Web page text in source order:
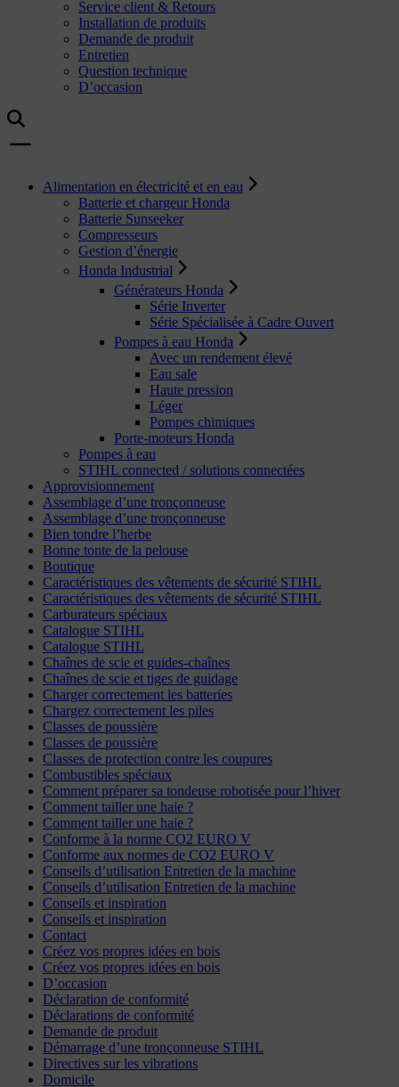
Service client & Retours
Installation de produits
Demande de produit
Entretien
Question technique
D’occasion
Alimentation en électricité et en eau
Batterie et chargeur Honda
Batterie Sunseeker
Compresseurs
Gestion d’énergie
Honda Industrial
Générateurs Honda
Série Inverter
Série Spécialisée à Cadre Ouvert
Pompes à eau Honda
Avec un rendement élevé
Eau sale
Haute pression
Léger
Pompes chimiques
Porte-moteurs Honda
Pompes à eau
STIHL connected / solutions connectées
Approvisionnement
Assemblage d’une tronçonneuse
Assemblage d’une tronçonneuse
Bien tondre l’herbe
Bonne tonte de la pelouse
Boutique
Caractéristiques des vêtements de sécurité STIHL
Caractéristiques des vêtements de sécurité STIHL
Carburateurs spéciaux
Catalogue STIHL
Catalogue STIHL
Chaînes de scie et guides-chaînes
Chaînes de scie et tiges de guidage
Charger correctement les batteries
Chargez correctement les piles
Classes de poussière
Classes de poussière
Classes de protection contre les coupures
Combustibles spéciaux
Comment préparer sa tondeuse robotisée pour l’hiver
Comment tailler une haie ?
Comment tailler une haie ?
Conforme à la norme CO2 EURO V
Conforme aux normes de CO2 EURO V
Conseils d’utilisation Entretien de la machine
Conseils d’utilisation Entretien de la machine
Conseils et inspiration
Conseils et inspiration
Contact
Créez vos propres idées en bois
Créez vos propres idées en bois
D’occasion
Déclaration de conformité
Déclarations de conformité
Demande de produit
Démarrage d’une tronçonneuse STIHL
Directives sur les vibrations
Domicile